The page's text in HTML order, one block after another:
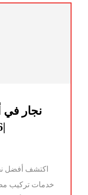
|0544675066
اكتشف أفضل
خدمات تركيب